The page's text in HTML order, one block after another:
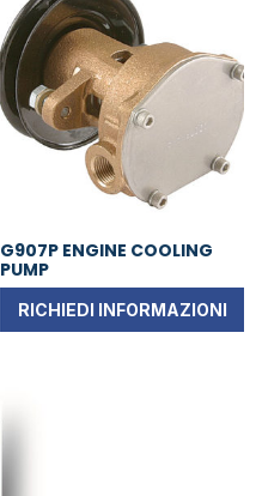
G907P ENGINE COOLING
PUMP
RICHIEDI INFORMAZIONI